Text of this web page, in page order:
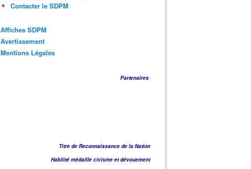
Contacter le SDPM
Affiches SDPM
Avertissement
Mentions Légales
Partenaires
Titre de Reconnaissance de la Nation
Habilité médaille civisme et dévouement